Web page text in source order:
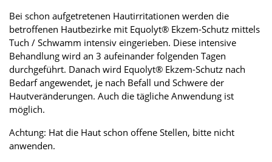
Bei schon aufgetretenen Hautirritationen werden die
betroffenen Hautbezirke mit Equolyt® Ekzem-Schutz mittels
Tuch / Schwamm intensiv eingerieben. Diese intensive
Behandlung wird an 3 aufeinander folgenden Tagen
durchgeführt. Danach wird Equolyt® Ekzem-Schutz nach
Bedarf angewendet, je nach Befall und Schwere der
Hautveränderungen. Auch die tägliche Anwendung ist
möglich.
Achtung: Hat die Haut schon offene Stellen, bitte nicht
anwenden.